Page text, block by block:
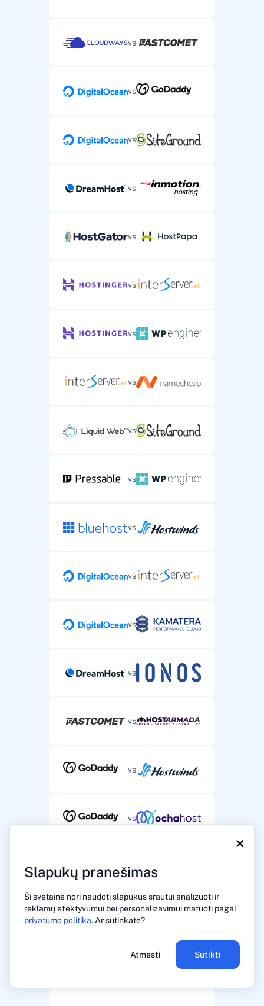
×
Slapukų pranešimas
Ši svetainė nori naudoti slapukus srautui analizuoti ir
reklamų efektyvumui bei personalizavimui matuoti pagal
privatumo politiką. Ar sutinkate?
Atmesti Sutikti
vs
vs
vs
vs
vs
vs
vs
vs
vs
vs
vs
vs
vs
vs
vs
vs
vs
vs
vs